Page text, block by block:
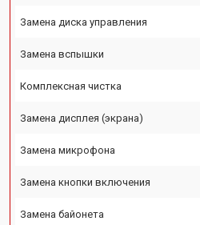
Замена диска управления
Замена вспышки
Комплексная чистка
Замена дисплея (экрана)
Замена микрофона
Замена кнопки включения
Замена байонета